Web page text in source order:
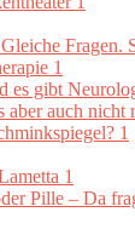
Fragen.
1
es gibt
aber auch nicht
1
1
Pille – Da